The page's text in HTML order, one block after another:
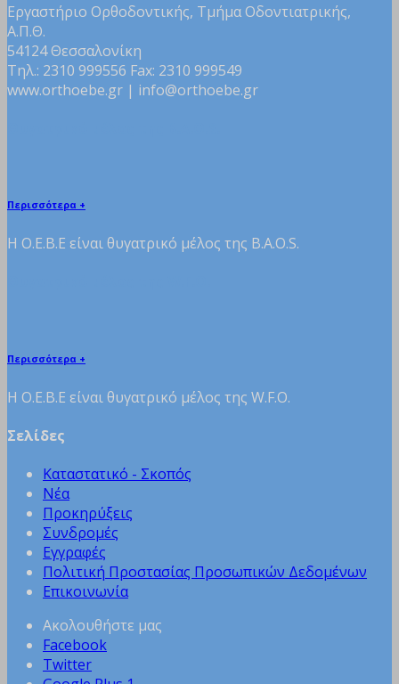
Εργαστήριο Ορθοδοντικής, Τμήμα Οδοντιατρικής,
Α.Π.Θ.
54124 Θεσσαλονίκη
Τηλ.: 2310 999556 Fax: 2310 999549
www.orthoebe.gr | info@orthoebe.gr
Περισσότερα +
H Ο.Ε.Β.Ε είναι θυγατρικό μέλος της B.A.O.S.
Περισσότερα +
H Ο.Ε.Β.Ε είναι θυγατρικό μέλος της W.F.O.
Σελίδες
Καταστατικό - Σκοπός
Νέα
Προκηρύξεις
Συνδρομές
Εγγραφές
Πολιτική Προστασίας Προσωπικών Δεδομένων
Επικοινωνία
Ακολουθήστε μας
Facebook
Twitter